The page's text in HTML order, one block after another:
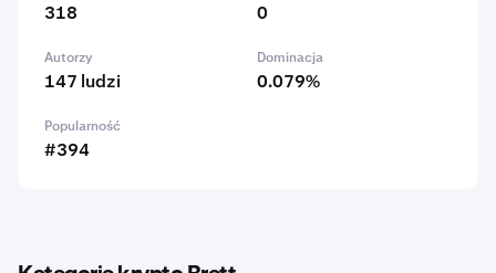
318 0
Autorzy
147 ludzi
Dominacja
0.079%
Popularność
#394